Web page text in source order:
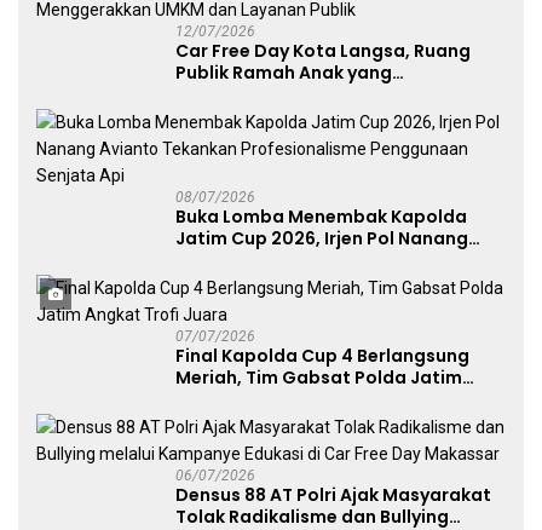
12/07/2026
Car Free Day Kota Langsa, Ruang
Publik Ramah Anak yang
Publik
08/07/2026
Buka Lomba Menembak Kapolda
Jatim Cup 2026, Irjen Pol Nanang
Penggunaan Senjata Api
07/07/2026
Final Kapolda Cup 4 Berlangsung
Meriah, Tim Gabsat Polda Jatim
06/07/2026
Densus 88 AT Polri Ajak Masyarakat
Tolak Radikalisme dan Bullying